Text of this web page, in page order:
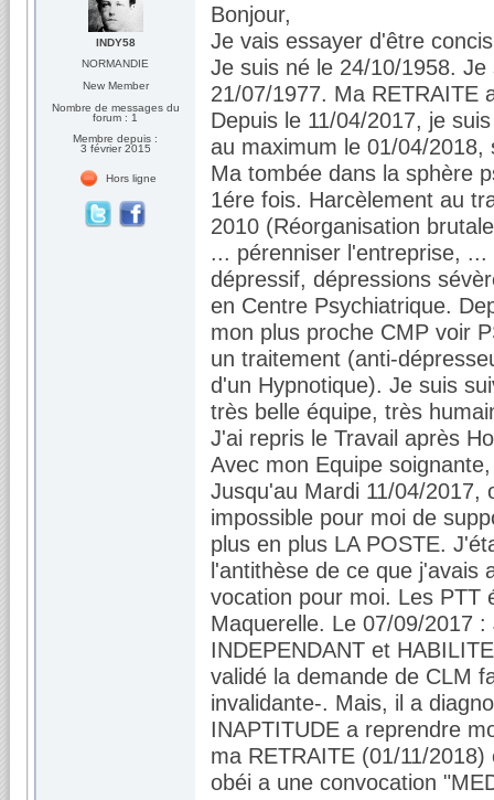
INDY58
NORMANDIE
New Member
Nombre de messages du
forum : 1
Membre depuis :
3 février 2015
Hors ligne
Bonjour,
Je vais essayer d'être concis
Je suis né le 24/10/1958.
21/07/1977. Ma RETRAITE
Depuis le 11/04/2017, je
au maximum le 01/04/
Ma tombée dans la sphère
1ére fois. Harcèlement au
2010 (Réorganisation
... pérenniser l'entreprise,
dépressif, dépressions
en Centre Psychiatrique.
mon plus proche CMP voir
un traitement (anti-
d'un Hypnotique). Je suis
très belle équipe, très
J'ai repris le Travail après
Avec mon Equipe
Jusqu'au Mardi 11/04/
impossible pour moi de
plus en plus LA POSTE.
l'antithèse de ce que j'avais
vocation pour moi. Les PTT
Maquerelle. Le 07/09/2017
INDEPENDANT et
validé la demande de CLM
invalidante-. Mais, il a
INAPTITUDE a reprendre
ma RETRAITE (01/11/
obéi a une convocation